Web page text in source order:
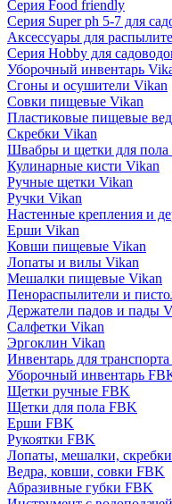
Серия Food friendly
Серия Super ph 5-7 для
Аксессуары для
Серия Hobby для
Уборочный инвентарь
Сгоны и осушители Vikan
Совки пищевые Vikan
Пластиковые пищевые
Скребки Vikan
Швабры и щетки для пола
Кулинарные кисти Vikan
Ручные щетки Vikan
Ручки Vikan
Настенные крепления и
Ерши Vikan
Ковши пищевые Vikan
Лопаты и вилы Vikan
Мешалки пищевые Vikan
Пенораспылители и
Держатели падов и пады
Салфетки Vikan
Эргоклин Vikan
Инвентарь для
Уборочный инвентарь
Щетки ручные FBK
Щетки для пола FBK
Ерши FBK
Рукоятки FBK
Лопаты, мешалки,
Ведра, ковши, совки FBK
Абразивные губки FBK